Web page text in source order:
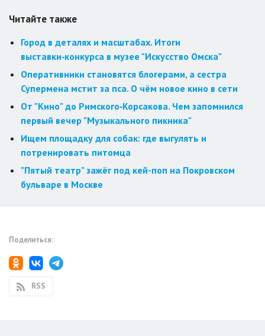
Читайте также
Город в деталях и масштабах. Итоги
выставки‑конкурса в музее "Искусство Омска"
Оперативники становятся блогерами, а сестра
Супермена мстит за пса. О чём новое кино в сети
От "Кино" до Римского‑Корсакова. Чем запомнился
первый вечер "Музыкального пикника"
Ищем площадку для собак: где выгулять и
потренировать питомца
"Пятый театр" зажёг под кей-поп на Покровском
бульваре в Москве
Поделиться:
RSS